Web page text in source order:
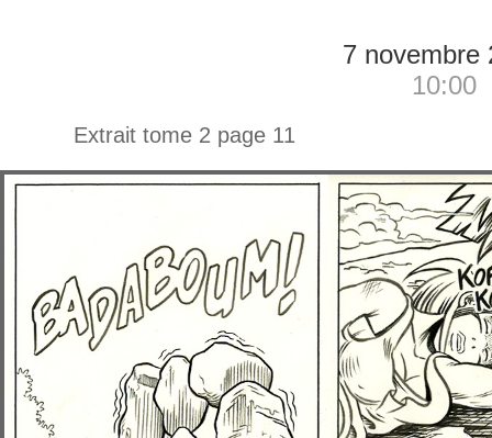
7 novembre
10:00
Extrait tome 2 page 11